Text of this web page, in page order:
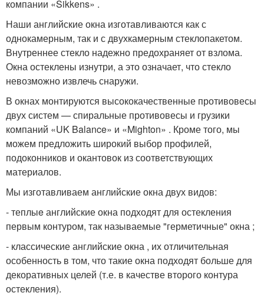
компании «Sikkens» .
Наши английские окна изготавливаются как с
однокамерным, так и с двухкамерным стеклопакетом.
Внутреннее стекло надежно предохраняет от взлома.
Окна остеклены изнутри, а это означает, что стекло
невозможно извлечь снаружи.
В окнах монтируются высококачественные противовесы
двух систем — спиральные противовесы и грузики
компаний «UK Balance» и «Mighton» . Кроме того, мы
можем предложить широкий выбор профилей,
подоконников и окантовок из соответствующих
материалов.
Мы изготавливаем английские окна двух видов:
- теплыe английские окна подходят для остекления
первым контуром, так называемые "герметичные" окна ;
- классические английские окна , их отличительная
особенность в том, что такие окна подходят больше для
декоративных целей (т.е. в качестве второго контура
остекления).